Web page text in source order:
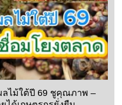
ลไม้ใต้ปี 69 ชูคุณภาพ –